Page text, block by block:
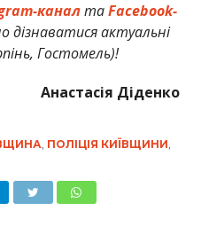
канал таFacebook-
дізнаватися актуальні
Гостомель)!
Анастасія Діденко
, ПОЛІЦІЯ КИЇВЩИНИ,